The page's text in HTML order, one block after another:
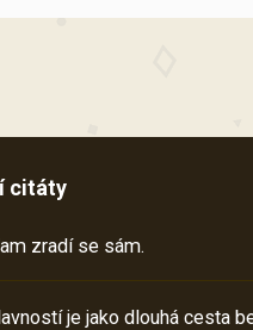
citáty
zradí se sám.
je jako dlouhá cesta